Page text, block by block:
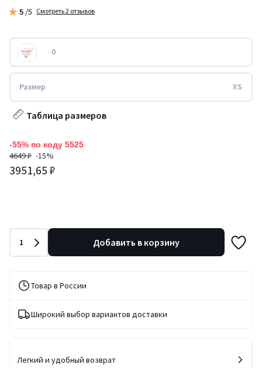
5 /5 Смотреть 2 отзывов
0
Размер XS
Таблица размеров
-55% по коду 5525
4649 ₽ -15%
3951,65 ₽
Количество
1 Добавить в корзину
Товар в России
Широкий выбор вариантов доставки
Легкий и удобный возврат